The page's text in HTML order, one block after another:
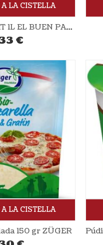
LA CISTELLA
Llet sencera UHT 1L EL BUEN PASTOR
€
LA CISTELLA
150 gr ZÜGER